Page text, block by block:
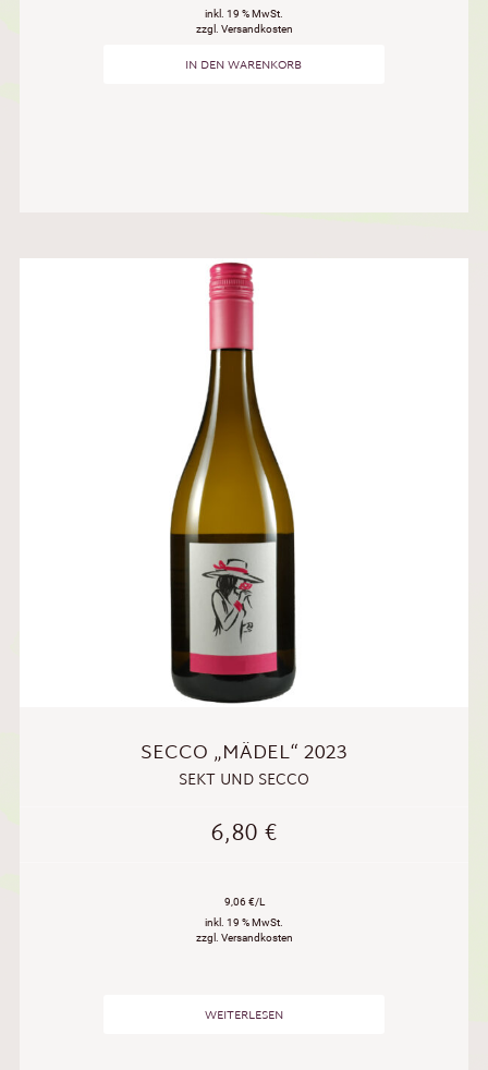
inkl. 19 % MwSt.
zzgl. Versandkosten
IN DEN WARENKORB
SECCO „MÄDEL“ 2023
SEKT UND SECCO
6,80€
9,06 €/L
inkl. 19 % MwSt.
zzgl. Versandkosten
WEITERLESEN